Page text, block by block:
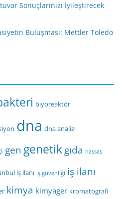
Sonuçlarınızı İyileştirecek
Buluşması: Mettler Toledo
biyoreaktör
dna dna analizi
gen genetikgıda hassas
iş ilanı iş güvenliği iş ilanı
kimya kimyager kromatografi